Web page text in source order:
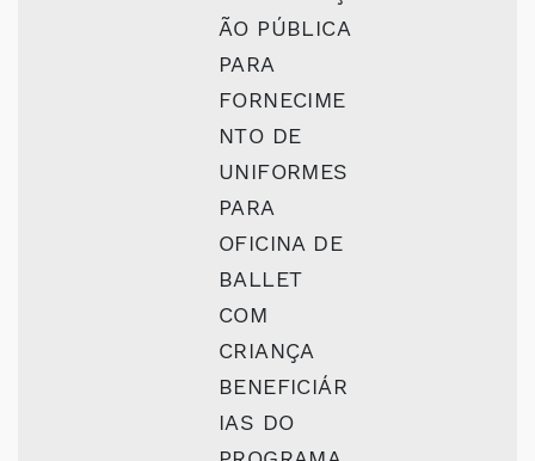
ÃO PÚBLICA
PARA
FORNECIME
NTO DE
UNIFORMES
PARA
OFICINA DE
BALLET
COM
CRIANÇA
BENEFICIÁR
IAS DO